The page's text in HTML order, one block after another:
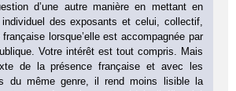
d’une autre manière en mettant en
individuel des exposants et celui, collectif,
lorsque’elle est accompagnée par
Votre intérêt est tout compris. Mais
de la présence française et avec les
du même genre, il rend moins lisible la